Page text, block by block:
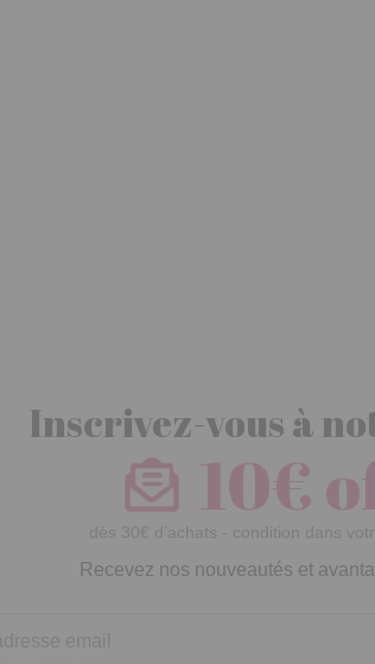
Inscrivez-vous à
10€
dès 30€ d’achats - condition dans
Recevez nos nouveautés et